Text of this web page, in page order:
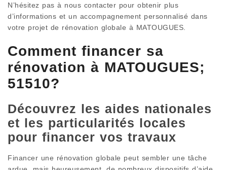
N’hésitez pas à nous contacter pour obtenir plus
d’informations et un accompagnement personnalisé dans
votre projet de rénovation globale à MATOUGUES.
Comment financer sa
rénovation à MATOUGUES;
51510?
Découvrez les aides nationales
et les particularités locales
pour financer vos travaux
Financer une rénovation globale peut sembler une tâche